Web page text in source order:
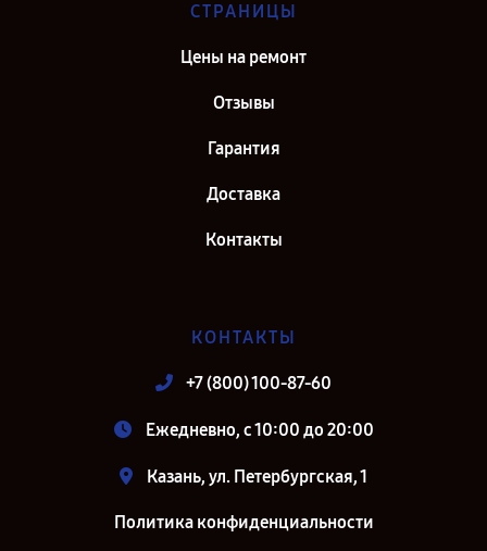
СТРАНИЦЫ
Цены на ремонт
Отзывы
Гарантия
Доставка
Контакты
КОНТАКТЫ
+7 (800) 100-87-60
Ежедневно, с 10:00 до 20:00
Казань, ул. Петербургская, 1
Политика конфиденциальности